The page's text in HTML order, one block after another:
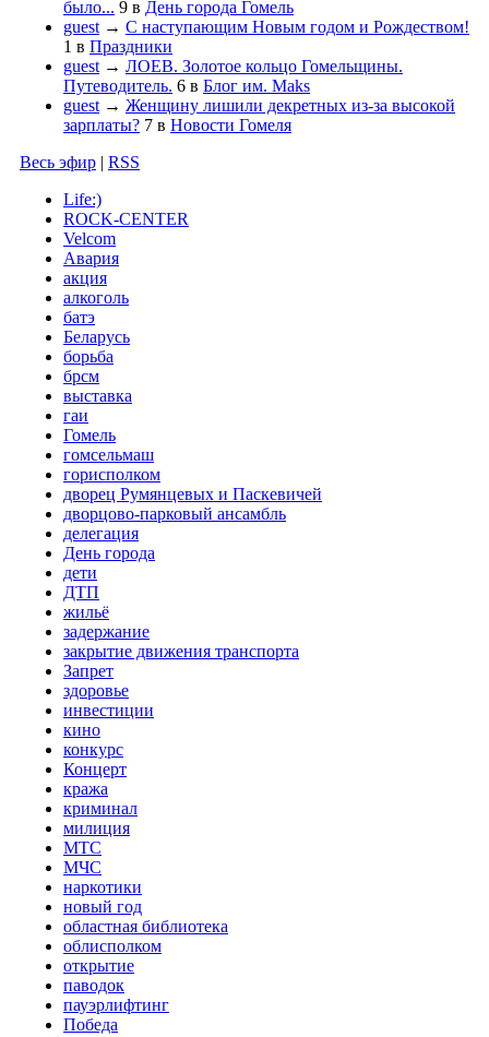
было... 9 в День города Гомель
guest → С наступающим Новым годом и Рождеством!
1 в Праздники
guest → ЛОЕВ. Золотое кольцо Гомельщины.
Путеводитель. 6 в Блог им. Maks
guest → Женщину лишили декретных из-за высокой
зарплаты? 7 в Новости Гомеля
Весь эфир | RSS
Life:)
ROCK-CENTER
Velcom
Авария
акция
алкоголь
батэ
Беларусь
борьба
брсм
выставка
гаи
Гомель
гомсельмаш
горисполком
дворец Румянцевых и Паскевичей
дворцово-парковый ансамбль
делегация
День города
дети
ДТП
жильё
задержание
закрытие движения транспорта
Запрет
здоровье
инвестиции
кино
конкурс
Концерт
кража
криминал
милиция
МТС
МЧС
наркотики
новый год
областная библиотека
облисполком
открытие
паводок
пауэрлифтинг
Победа